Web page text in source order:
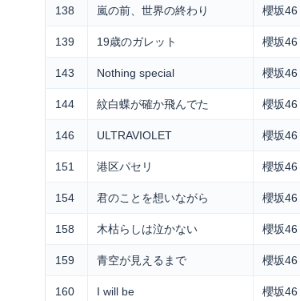
138 嵐の前、世界の終わり 櫻坂
139 19歳のガレット 櫻坂
143 Nothing special 櫻坂46
144 紋白蝶が確か飛んでた 櫻坂46
146 ULTRAVIOLET 櫻坂46
151 港区パセリ 櫻坂
154 君のことを想いながら 櫻坂
158 木枯らしは泣かない 櫻坂
159 青空が見えるまで 櫻坂
160 I will be 櫻坂